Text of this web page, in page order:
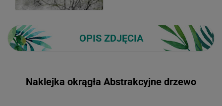
OPIS ZDJĘCIA
Naklejka okrągła Abstrakcyjne drzewo